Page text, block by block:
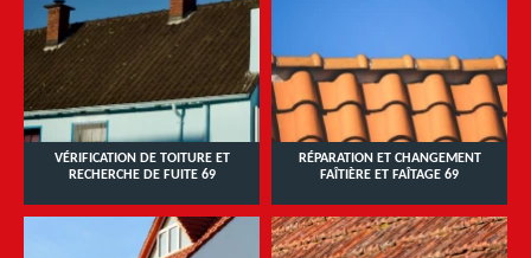
VÉRIFICATION DE TOITURE ET
RECHERCHE DE FUITE 69
RÉPARATION ET CHANGEMENT
FAÎTIÈRE ET FAÎTAGE 69